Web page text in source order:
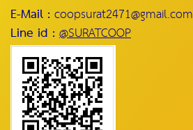
E-Mail :coopsurat2471@gmail.com
Line id :@SURATCOOP